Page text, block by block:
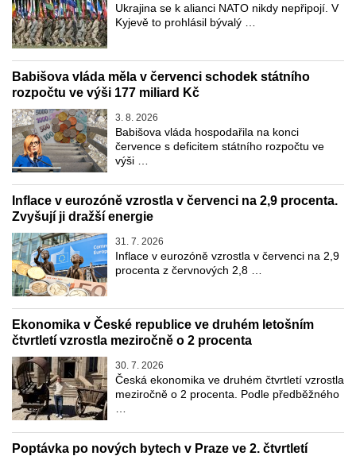
Ukrajina se k alianci NATO nikdy nepřipojí. V
Kyjevě to prohlásil bývalý …
Babišova vláda měla v červenci schodek státního
rozpočtu ve výši 177 miliard Kč
3. 8. 2026
Babišova vláda hospodařila na konci
července s deficitem státního rozpočtu ve
výši …
Inflace v eurozóně vzrostla v červenci na 2,9 procenta.
Zvyšují ji dražší energie
31. 7. 2026
Inflace v eurozóně vzrostla v červenci na 2,9
procenta z červnových 2,8 …
Ekonomika v České republice ve druhém letošním
čtvrtletí vzrostla meziročně o 2 procenta
30. 7. 2026
Česká ekonomika ve druhém čtvrtletí vzrostla
meziročně o 2 procenta. Podle předběžného
Poptávka po nových bytech v Praze ve 2. čtvrtletí